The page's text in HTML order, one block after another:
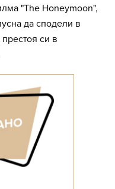
"The Honeymoon",
да сподели в
си в